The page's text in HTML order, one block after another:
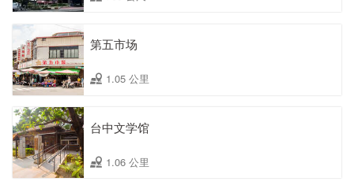
第五市场
1.05 公里
台中文学馆
1.06 公里